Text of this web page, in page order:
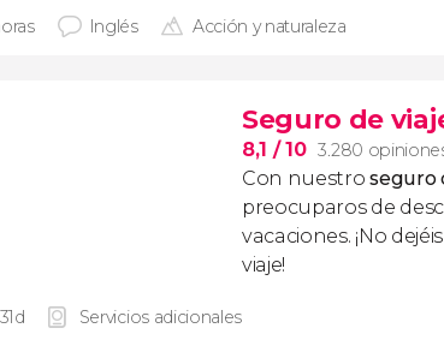
Inglés Acción y naturaleza
Seguro de
8,1 / 10 3.280
Con nuestroseguro
preocuparos de
vacaciones. ¡No
viaje!
Servicios adicionales